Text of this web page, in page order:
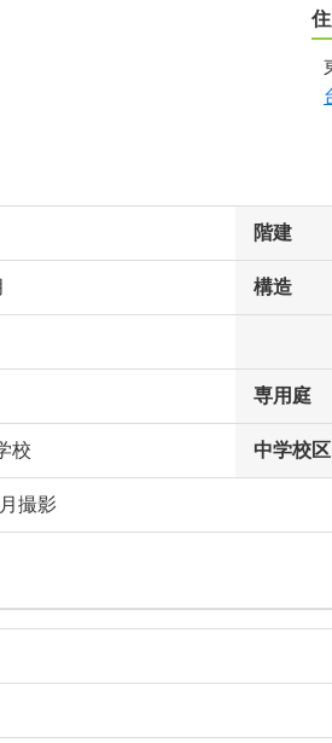
階建
構造
専用庭
校 中学校区
撮影